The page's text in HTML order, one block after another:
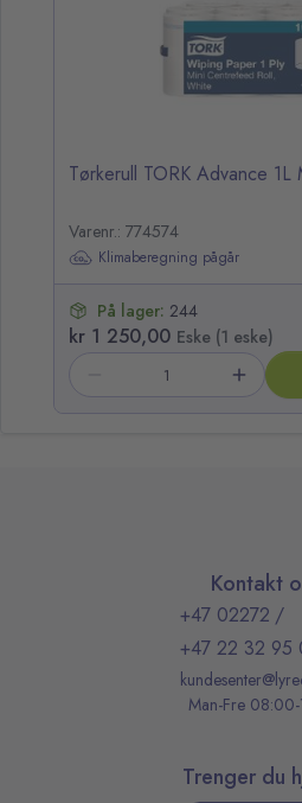
Tørkerull TORK Advance 1L
Varenr.: 774574
Klimaberegning pågår
På lager: 244
kr 1 250,00 Eske (1 eske)
Kontakt
+47 02272 /
+47 22 32 95
Man-Fre
Trenger du